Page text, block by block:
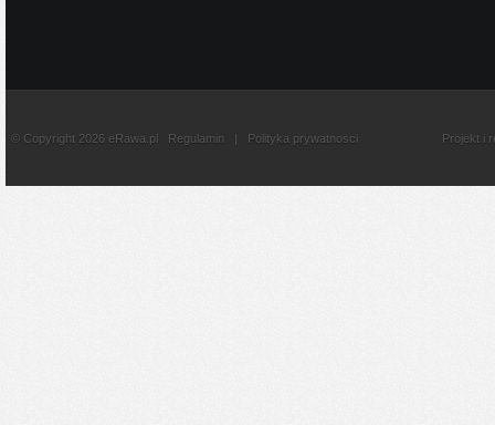
© Copyright 2026 eRawa.pl Regulamin | Polityka prywatnosci Projekt i